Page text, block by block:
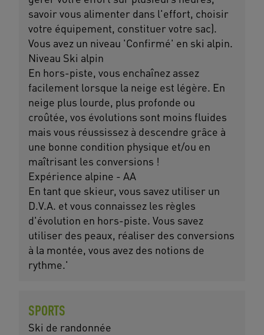
savoir vous alimenter dans l'effort, choisir
votre équipement, constituer votre sac).
Vous avez un niveau 'Confirmé' en ski alpin.
Niveau Ski alpin
En hors-piste, vous enchaînez assez
facilement lorsque la neige est légère. En
neige plus lourde, plus profonde ou
croûtée, vos évolutions sont moins fluides
mais vous réussissez à descendre grâce à
une bonne condition physique et/ou en
maîtrisant les conversions !
Expérience alpine - AA
En tant que skieur, vous savez utiliser un
D.V.A. et vous connaissez les règles
d'évolution en hors-piste. Vous savez
utiliser des peaux, réaliser des conversions
à la montée, vous avez des notions de
rythme.'
SPORTS
Ski de randonnée